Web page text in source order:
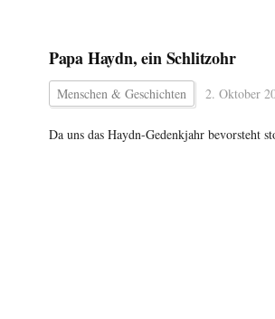
Papa Haydn, ein Schlitzohr
Menschen & Geschichten 2. Oktober
Da uns das Haydn-Gedenkjahr bevorsteht